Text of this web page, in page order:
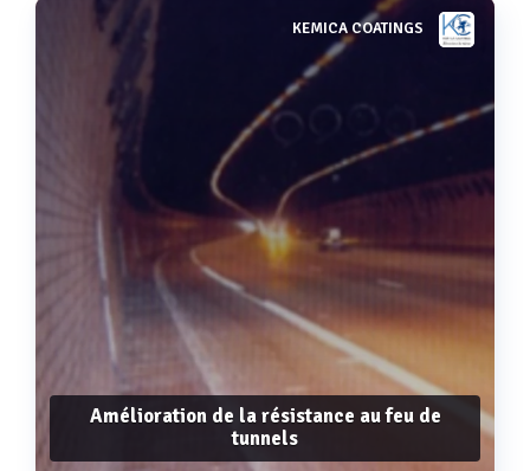
Voir plusKEMICA COATINGS
Amélioration de la résistance au feu de
tunnels